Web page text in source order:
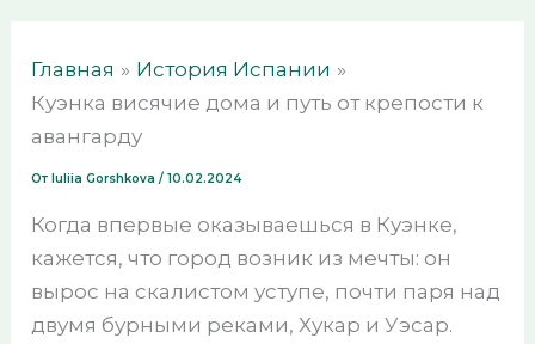
Главная
История Испании
Куэнка висячие дома и путь от крепости к
авангарду
ОтIuliia Gorshkova/10.02.2024
Когда впервые оказываешься в Куэнке,
кажется, что город возник из мечты: он
вырос на скалистом уступе, почти паря над
двумя бурными реками, Хукар и Уэсар.